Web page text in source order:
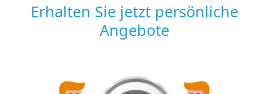
Erhalten Sie jetzt persönliche
Angebote